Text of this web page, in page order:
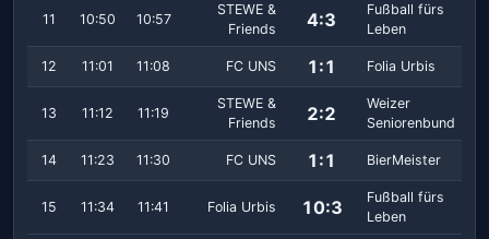
11 10:50 10:57
STEWE &
Friends
4:3
Fußball fürs
Leben
12 11:01 11:08 FC UNS 1:1 Folia Urbis
13 11:12 11:19
STEWE &
Friends
2:2
Weizer
Seniorenbund
14 11:23 11:30 FC UNS 1:1 BierMeister
15 11:34 11:41 Folia Urbis 10:3
Fußball fürs
Leben